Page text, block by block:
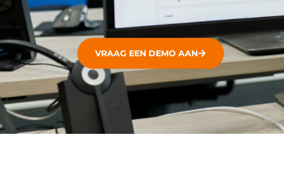
VRAAG EEN DEMO AAN